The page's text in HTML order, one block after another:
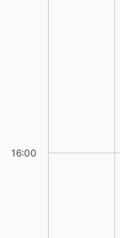
16:00